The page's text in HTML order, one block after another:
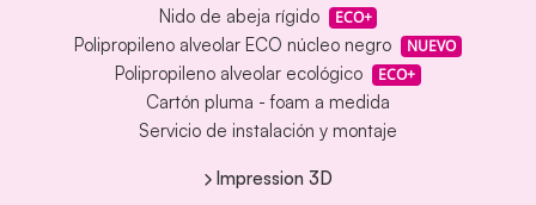
Nido de abeja rígido
ECO+
Polipropileno alveolar ECO núcleo negro NUEVO
Polipropileno alveolar ecológico ECO+
Cartón pluma - foam a medida
Servicio de instalación y montaje
Impression 3D